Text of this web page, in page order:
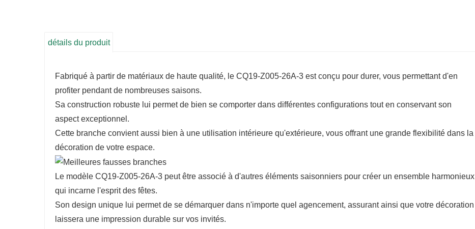
détails du produit
Fabriqué à partir de matériaux de haute qualité, le CQ19-Z005-26A-3 est conçu pour durer, vous permettant d'en
profiter pendant de nombreuses saisons.
Sa construction robuste lui permet de bien se comporter dans différentes configurations tout en conservant son
aspect exceptionnel.
Cette branche convient aussi bien à une utilisation intérieure qu'extérieure, vous offrant une grande flexibilité dans la
décoration de votre espace.
Le modèle CQ19-Z005-26A-3 peut être associé à d'autres éléments saisonniers pour créer un ensemble harmonieux
qui incarne l'esprit des fêtes.
Son design unique lui permet de se démarquer dans n'importe quel agencement, assurant ainsi que votre décoration
laissera une impression durable sur vos invités.